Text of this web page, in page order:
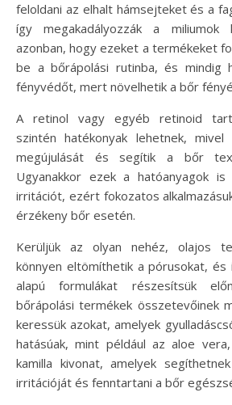
feloldani az elhalt hámsejteket és a
így megakadályozzák a miliumok
azonban, hogy ezeket a termékeket
be a bőrápolási rutinba, és mindig
fényvédőt, mert növelhetik a bőr
A retinol vagy egyéb retinoid
szintén hatékonyak lehetnek,
megújulását és segítik a bőr
Ugyanakkor ezek a hatóanyagok is
irritációt, ezért fokozatos
érzékeny bőr esetén.
Kerüljük az olyan nehéz, olajos
könnyen eltömíthetik a pórusokat, és
alapú formulákat részesítsük
bőrápolási termékek összetevőinek
keressük azokat, amelyek
hatásúak, mint például az aloe
kamilla kivonat, amelyek
irritációját és fenntartani a bőr